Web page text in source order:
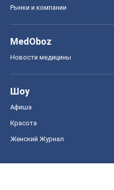
Рынки и компании
MedOboz
Новости медицины
Шоу
Афиша
Красота
Женский Журнал